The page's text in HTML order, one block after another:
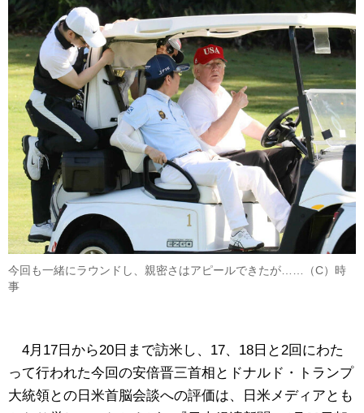
今回も一緒にラウンドし、親密さはアピールできたが……（C）時
事
4月17日から20日まで訪米し、17、18日と2回にわた
って行われた今回の安倍晋三首相とドナルド・トランプ
大統領との日米首脳会談への評価は、日米メディアとも